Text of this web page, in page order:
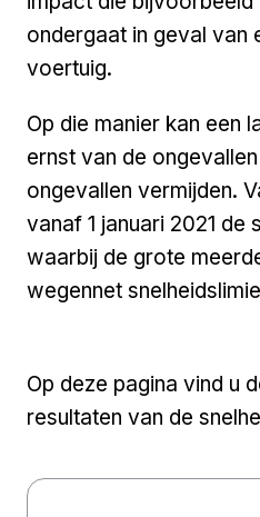
ondergaat in geval van
voertuig.
Op die manier kan een
ernst van de
ongevallen vermijden.
vanaf 1 januari 2021 de
waarbij de grote
wegennet
Op deze pagina vind u
resultaten van de